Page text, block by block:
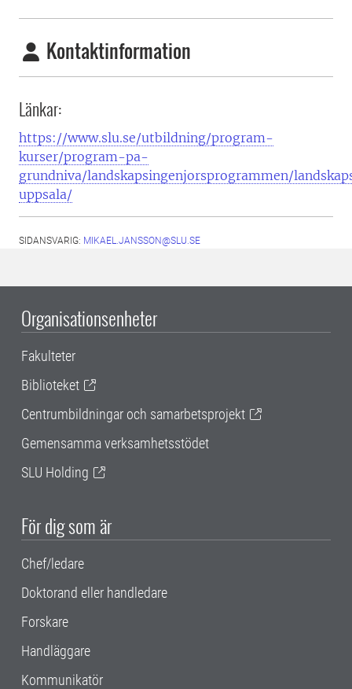
Kontaktinformation
Länkar:
https://www.slu.se/utbildning/program-
kurser/program-pa-
grundniva/landskapsingenjorsprogrammen/
uppsala/
SIDANSVARIG: MIKAEL.JANSSON@SLU.SE
Organisationsenheter
Fakulteter
Biblioteket
Centrumbildningar och samarbetsprojekt
Gemensamma verksamhetsstödet
SLU Holding
För dig som är
Chef/ledare
Doktorand eller handledare
Forskare
Handläggare
Kommunikatör